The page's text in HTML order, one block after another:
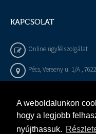
A weboldalunkon
hogy a legjobb
nyújthassuk.
KAPCSOLAT
Online ügyfélszolgálat
Pécs, Verseny u. 1/A , 7622
info@gepeszbolt.hu